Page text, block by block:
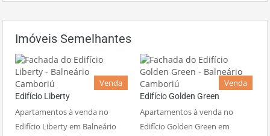
Imóveis Semelhantes
Venda
Edifício Liberty
Apartamentos à venda no
Edifício Liberty em Balneário
Venda
Edifício Golden Green
Apartamentos à venda no
Edifício Golden Green em